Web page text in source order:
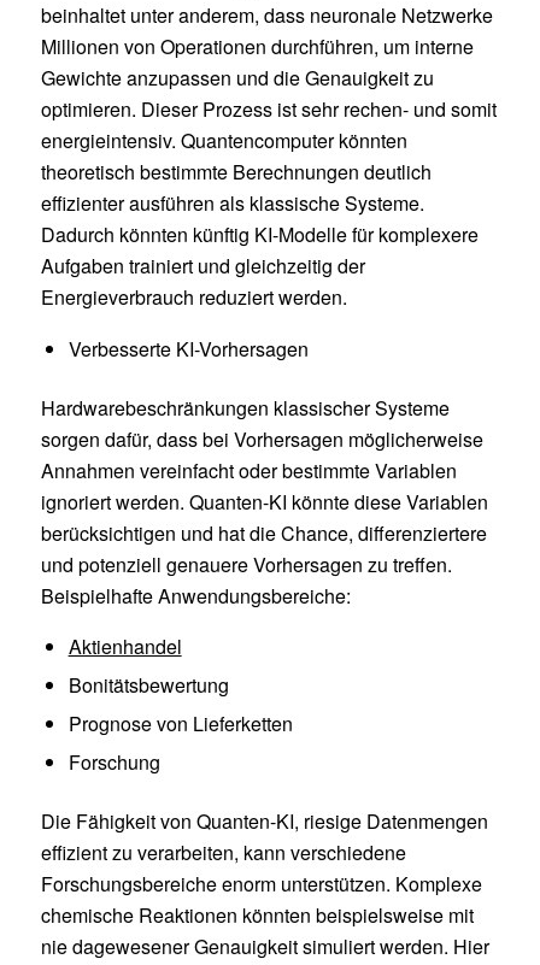
beinhaltet unter anderem, dass neuronale Netzwerke
Millionen von Operationen durchführen, um interne
Gewichte anzupassen und die Genauigkeit zu
optimieren. Dieser Prozess ist sehr rechen- und somit
energieintensiv. Quantencomputer könnten
theoretisch bestimmte Berechnungen deutlich
effizienter ausführen als klassische Systeme.
Dadurch könnten künftig KI-Modelle für komplexere
Aufgaben trainiert und gleichzeitig der
Energieverbrauch reduziert werden.
Verbesserte KI-Vorhersagen
Hardwarebeschränkungen klassischer Systeme
sorgen dafür, dass bei Vorhersagen möglicherweise
Annahmen vereinfacht oder bestimmte Variablen
ignoriert werden. Quanten-KI könnte diese Variablen
berücksichtigen und hat die Chance, differenziertere
und potenziell genauere Vorhersagen zu treffen.
Beispielhafte Anwendungsbereiche:
Aktienhandel
Bonitätsbewertung
Prognose von Lieferketten
Forschung
Die Fähigkeit von Quanten-KI, riesige Datenmengen
effizient zu verarbeiten, kann verschiedene
Forschungsbereiche enorm unterstützen. Komplexe
chemische Reaktionen könnten beispielsweise mit
nie dagewesener Genauigkeit simuliert werden. Hier